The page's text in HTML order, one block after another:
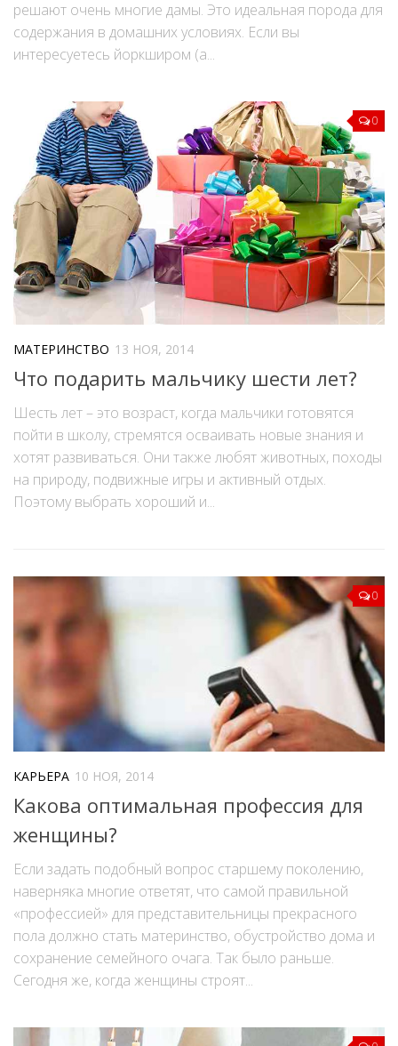
решают очень многие дамы. Это идеальная порода для
содержания в домашних условиях. Если вы
интересуетесь йоркширом (а...
0
МАТЕРИНСТВО 13 НОЯ, 2014
Что подарить мальчику шести лет?
Шесть лет – это возраст, когда мальчики готовятся
пойти в школу, стремятся осваивать новые знания и
хотят развиваться. Они также любят животных, походы
на природу, подвижные игры и активный отдых.
Поэтому выбрать хороший и...
0
КАРЬЕРА 10 НОЯ, 2014
Какова оптимальная профессия для
женщины?
Если задать подобный вопрос старшему поколению,
наверняка многие ответят, что самой правильной
«профессией» для представительницы прекрасного
пола должно стать материнство, обустройство дома и
сохранение семейного очага. Так было раньше.
Сегодня же, когда женщины строят...